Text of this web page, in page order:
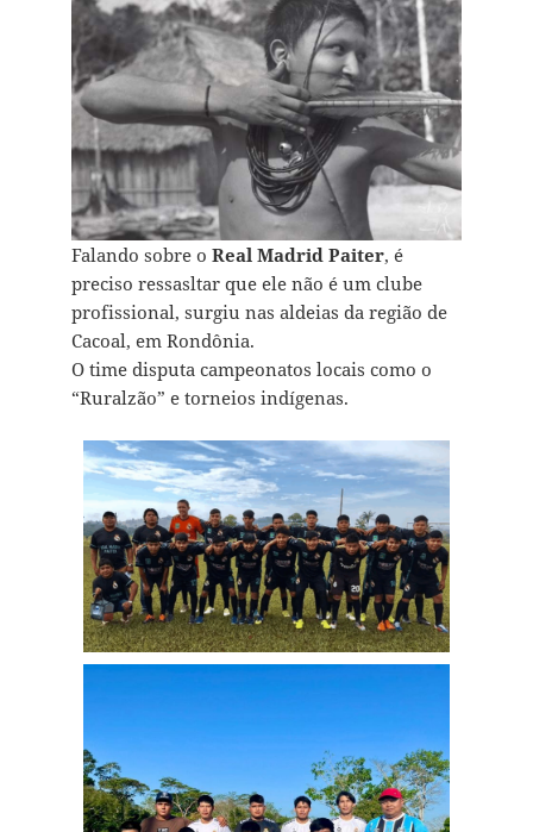
Falando sobre o Real Madrid Paiter, é
preciso ressasltar que ele não é um clube
profissional, surgiu nas aldeias da região de
Cacoal, em Rondônia.
O time disputa campeonatos locais como o
“Ruralzão” e torneios indígenas.